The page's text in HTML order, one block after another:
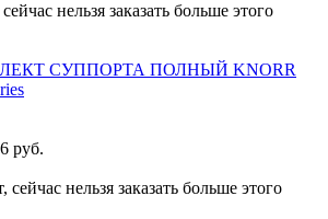
нельзя заказать больше этого
СУППОРТА ПОЛНЫЙ KNORR
руб.
нельзя заказать больше этого